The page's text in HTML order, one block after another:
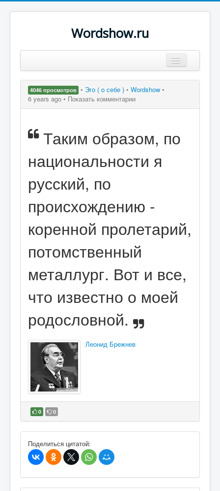
Wordshow.ru
Популярные цитаты
Поиск
4046 просмотров • Эго ( о себе ) • Wordshow •
6 years ago • Показать комментарии
Таким образом, по
национальности я
русский, по
происхождению -
коренной пролетарий,
потомственный
металлург. Вот и все,
что известно о моей
родословной.
Леонид Брежнев
0 0
В избранное
Поделиться цитатой: